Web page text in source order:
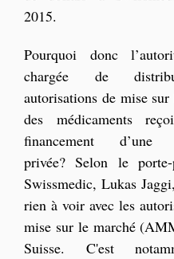
2015.
Pourquoi donc
chargée de
autorisations de mise
des médicaments
financement d’une
privée? Selon le
Swissmedic, Lukas
rien à voir avec les
mise sur le marché
Suisse. C'est